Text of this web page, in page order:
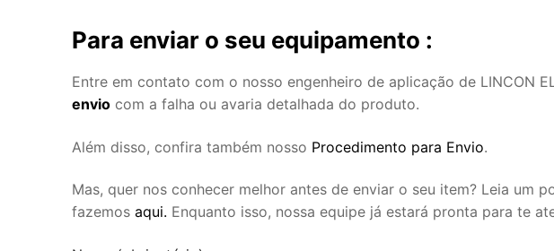
Para enviar o seu equipamento :
Entre em contato com o nosso engenheiro de aplicação de LINCON
envio com a falha ou avaria detalhada do produto.
Além disso, confira também nosso Procedimento para Envio.
Mas, quer nos conhecer melhor antes de enviar o seu item? Leia um
fazemos aqui. Enquanto isso, nossa equipe já estará pronta para te